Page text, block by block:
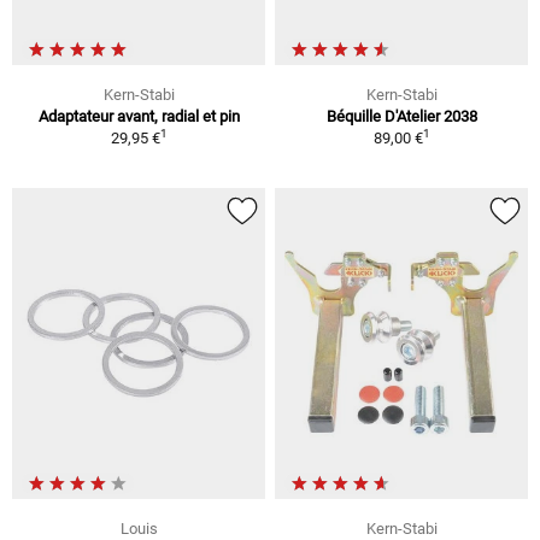
Kern-Stabi
Adaptateur avant, radial et pin
29,95 €1
Kern-Stabi
Béquille D'Atelier 2038
89,00 €1
Louis
Kern-Stabi